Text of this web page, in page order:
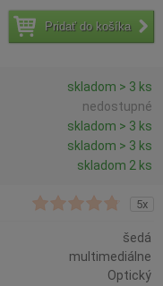
Pridať do košíka
skladom > 3 ks
nedostupné
skladom > 3 ks
skladom > 3 ks
skladom 2 ks
5x
šedá
multimediálne
Optický